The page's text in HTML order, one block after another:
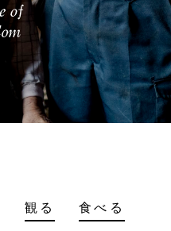
観る 食べる